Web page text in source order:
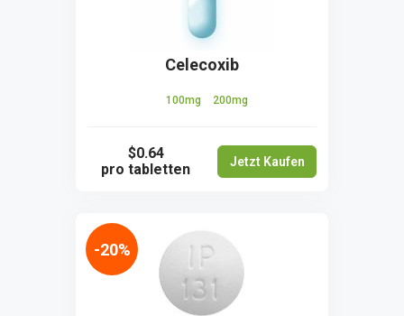
Celecoxib
100mg 200mg
$0.64
pro tabletten
Jetzt Kaufen
-20%